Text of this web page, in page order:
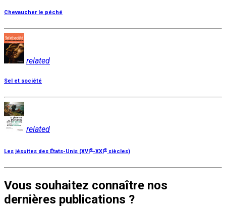
Chevaucher le péché
related
Sel et société
related
Les jésuites des États-Unis (XVIe-XXIe siècles)
Vous souhaitez connaître nos
dernières publications ?